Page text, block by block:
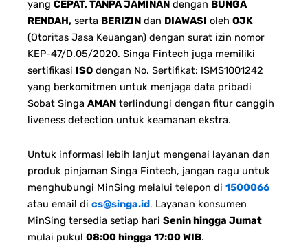
yang CEPAT, TANPA JAMINAN dengan BUNGA
RENDAH, serta BERIZIN dan DIAWASI oleh OJK
(Otoritas Jasa Keuangan) dengan surat izin nomor
KEP-47/D.05/2020. Singa Fintech juga memiliki
sertifikasi ISO dengan No. Sertifikat: ISMS1001242
yang berkomitmen untuk menjaga data pribadi
Sobat Singa AMAN terlindungi dengan fitur canggih
liveness detection untuk keamanan ekstra.
Untuk informasi lebih lanjut mengenai layanan dan
produk pinjaman Singa Fintech, jangan ragu untuk
menghubungi MinSing melalui telepon di 1500066
atau email di cs@singa.id. Layanan konsumen
MinSing tersedia setiap hari Senin hingga Jumat
mulai pukul 08:00 hingga 17:00 WIB.